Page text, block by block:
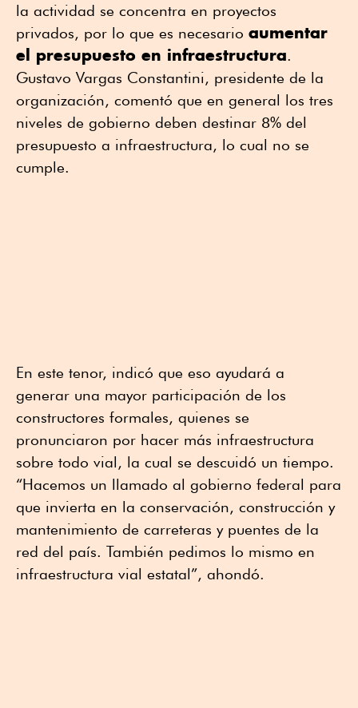
la actividad se concentra en proyectos
privados, por lo que es necesario aumentar
el presupuesto en infraestructura.
Gustavo Vargas Constantini, presidente de la
organización, comentó que en general los tres
niveles de gobierno deben destinar 8% del
presupuesto a infraestructura, lo cual no se
cumple.
En este tenor, indicó que eso ayudará a
generar una mayor participación de los
constructores formales, quienes se
pronunciaron por hacer más infraestructura
sobre todo vial, la cual se descuidó un tiempo.
“Hacemos un llamado al gobierno federal para
que invierta en la conservación, construcción y
mantenimiento de carreteras y puentes de la
red del país. También pedimos lo mismo en
infraestructura vial estatal”, ahondó.